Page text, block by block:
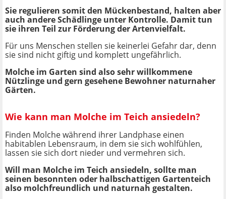
Sie regulieren somit den Mückenbestand, halten aber
auch andere Schädlinge unter Kontrolle. Damit tun
sie ihren Teil zur Förderung der Artenvielfalt.
Für uns Menschen stellen sie keinerlei Gefahr dar, denn
sie sind nicht giftig und komplett ungefährlich.
Molche im Garten sind also sehr willkommene
Nützlinge und gern gesehene Bewohner naturnaher
Gärten.
Wie kann man Molche im Teich ansiedeln?
Finden Molche während ihrer Landphase einen
habitablen Lebensraum, in dem sie sich wohlfühlen,
lassen sie sich dort nieder und vermehren sich.
Will man Molche im Teich ansiedeln, sollte man
seinen besonnten oder halbschattigen Gartenteich
also molchfreundlich und naturnah gestalten.